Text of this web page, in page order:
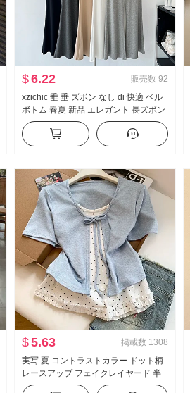
$6.22 販売数 92
xzichic 垂 垂 ズボン なし di 快適 ベル
ボトム 春夏 新品 エレガント 長ズボン
スリム効果 カジュアルパンツ 女性
$5.63 掲載数 1308
実写 夏 コントラストカラー ドット柄
レースアップ フェイクレイヤード 半
袖 Tシャツ 女性 夏 新品 スイートスタ